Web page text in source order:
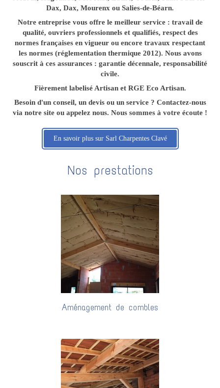
Dax, Dax, Mourenx ou Salies-de-Béarn.
Notre entreprise vous offre le meilleur service : travail de
qualité, ouvriers professionnels et qualifiés, respect des
normes françaises en vigueur ou encore travaux respectant
les normes (réglementation thermique 2012). Nous avons
souscrit à ces assurances : garantie décennale, responsabilité
civile.
Fièrement labelisé Artisan et RGE Eco Artisan.
Besoin d'un conseil, un devis ou un service ? Contactez-nous
via notre site ou appelez nous. Nous sommes à votre écoute !
En savoir plus sur Sarl Charpentes Clavé
Nos prestations
Aménagement de combles